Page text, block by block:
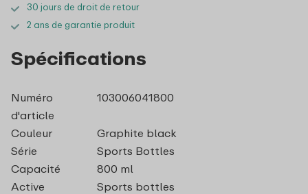
30 jours de droit de retour
2 ans de garantie produit
Spécifications
Numéro
d'article
103006041800
Couleur
Graphite black
Série
Sports Bottles
Capacité
800 ml
Active
Sports bottles